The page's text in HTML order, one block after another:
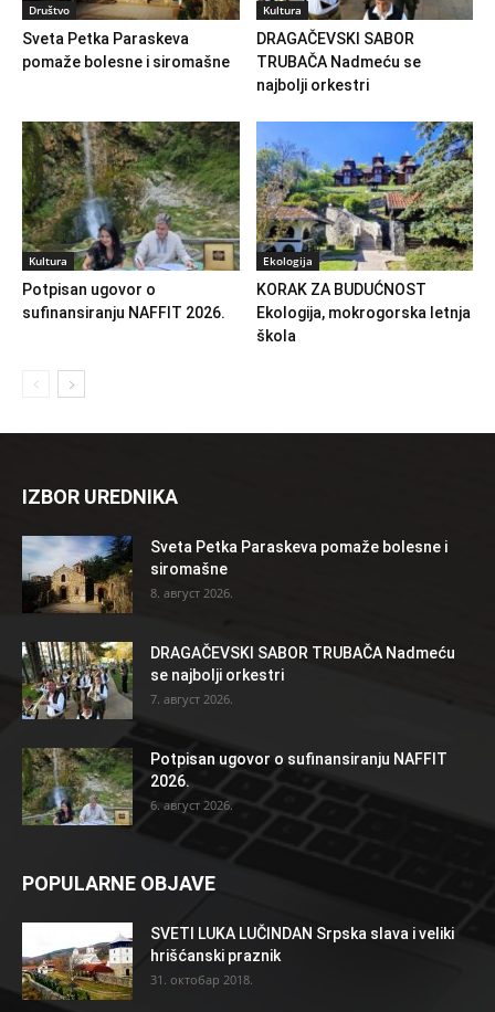
Društvo
Sveta Petka Paraskeva
pomaže bolesne i siromašne
Kultura
DRAGAČEVSKI SABOR
TRUBAČA Nadmeću se
najbolji orkestri
Kultura
Potpisan ugovor o
sufinansiranju NAFFIT 2026.
Ekologija
KORAK ZA BUDUĆNOST
Ekologija, mokrogorska letnja
škola
IZBOR UREDNIKA
Sveta Petka Paraskeva pomaže bolesne i
siromašne
8. август 2026.
DRAGAČEVSKI SABOR TRUBAČA Nadmeću
se najbolji orkestri
7. август 2026.
Potpisan ugovor o sufinansiranju NAFFIT
2026.
6. август 2026.
POPULARNE OBJAVE
SVETI LUKA LUČINDAN Srpska slava i veliki
hrišćanski praznik
31. октобар 2018.